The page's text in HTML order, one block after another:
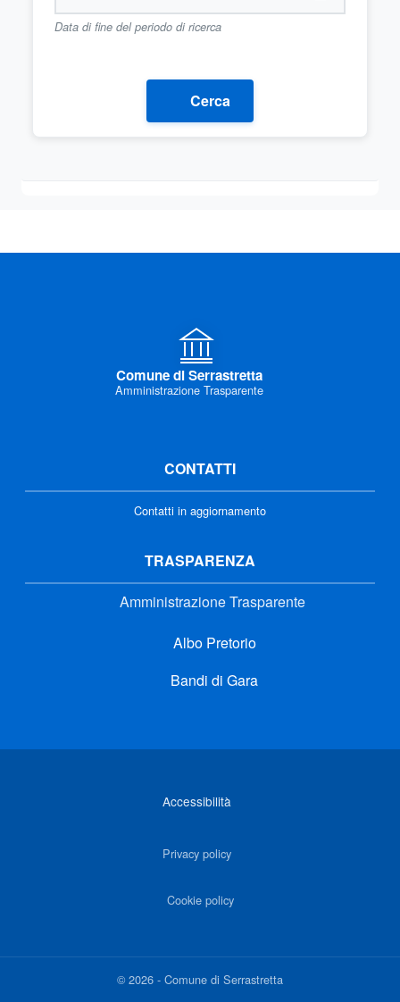
Data di fine del periodo di ricerca
Cerca
Comune di Serrastretta
Amministrazione Trasparente
CONTATTI
Contatti in aggiornamento
TRASPARENZA
Amministrazione Trasparente
Albo Pretorio
Bandi di Gara
Accessibilità
Privacy policy
Cookie policy
©2026 - Comune di Serrastretta